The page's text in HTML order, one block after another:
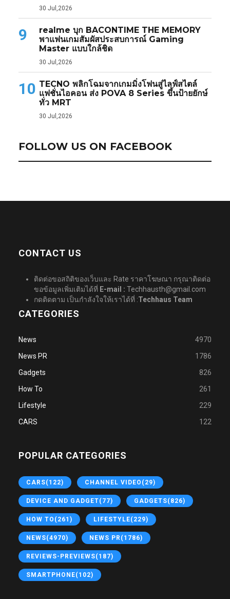
30 Jul,2026
9
realme บุก BACONTIME THE MEMORY
พาแฟนเกมสัมผัสประสบการณ์ Gaming
Master แบบใกล้ชิด
30 Jul,2026
10 TECNO พลิกโฉมจากเกมมิ่งโฟนสู่ไลฟ์สไตล์
แฟชั่นไอคอน ส่ง POVA 8 Series ขึ้นป้ายยักษ์
ทั่ว MRT
30 Jul,2026
FOLLOW US ON FACEBOOK
CONTACT US
ติดต่อขอสถิติของเว็บและ Rate ราคาโฆษณา กรุณาติดต่อ
ขอข้อมูลเพิ่มเติมได้ที่ E-mail : Techhausth@gmail.com
กดติดตาม เป็นกำลังใจให้เราได้ที่ :Techhaus Team
CATEGORIES
News
4970
News PR
1786
Gadgets
826
How To
261
Lifestyle
229
CARS
122
POPULAR CATEGORIES
CARS(122) CHANNEL VIDEO (29)
DEVICE AND GADGET(77) GADGETS(826)
HOW TO (261) LIFESTYLE(229)
NEWS(4970) NEWS PR(1786)
REVIEWS-PREVIEWS(187)
SMARTPHONE(102)